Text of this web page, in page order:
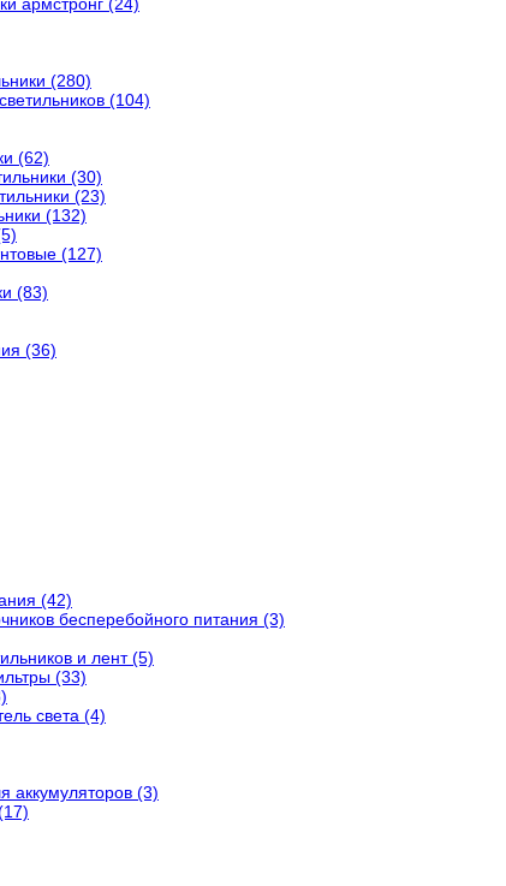
(280)
(104)
(62)
(30)
(23)
(132)
(127)
(83)
(36)
(42)
бесперебойного питания (3)
и лент (5)
(33)
света (4)
аккумуляторов (3)